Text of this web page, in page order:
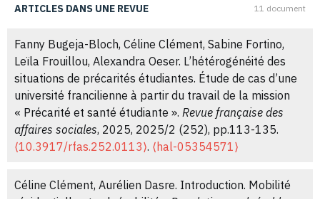
ARTICLES DANS UNE REVUE 11 document
Fanny Bugeja-Bloch, Céline Clément, Sabine Fortino,
Leïla Frouillou, Alexandra Oeser. L’hétérogénéité des
situations de précarités étudiantes. Étude de cas d’une
université francilienne à partir du travail de la mission
« Précarité et santé étudiante ». Revue française des
affaires sociales, 2025, 2025/2 (252), pp.113-135.
⟨10.3917/rfas.252.0113⟩. ⟨hal-05354571⟩
Céline Clément, Aurélien Dasre. Introduction. Mobilité